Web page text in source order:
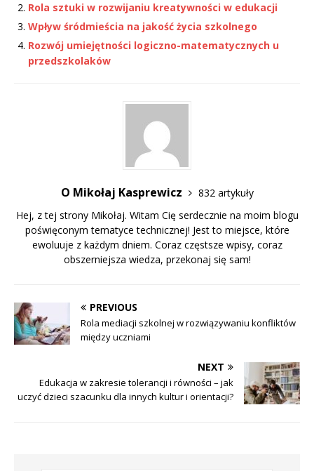
Rola sztuki w rozwijaniu kreatywności w edukacji
Wpływ śródmieścia na jakość życia szkolnego
Rozwój umiejętności logiczno-matematycznych u
przedszkolaków
O Mikołaj Kasprewicz
832 artykuły
Hej, z tej strony Mikołaj. Witam Cię serdecznie na moim blogu
poświęconym tematyce technicznej! Jest to miejsce, które
ewoluuje z każdym dniem. Coraz częstsze wpisy, coraz
obszerniejsza wiedza, przekonaj się sam!
PREVIOUS
Rola mediacji szkolnej w rozwiązywaniu konfliktów
między uczniami
NEXT
Edukacja w zakresie tolerancji i równości – jak
uczyć dzieci szacunku dla innych kultur i orientacji?